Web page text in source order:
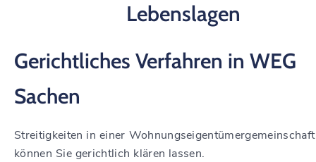
Lebenslagen
Gerichtliches Verfahren in WEG
Sachen
Streitigkeiten in einer Wohnungseigentümergemeinschaft
können Sie gerichtlich klären lassen.